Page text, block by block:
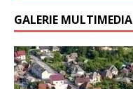
GALERIE MULTIMEDIA